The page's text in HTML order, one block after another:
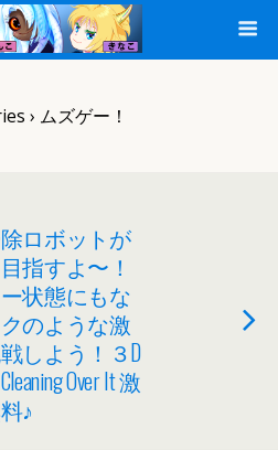
› ムズゲー！
ロボットが
指すよ〜！
状態にもな
のような激
しよう！３D
Over It 激
♪